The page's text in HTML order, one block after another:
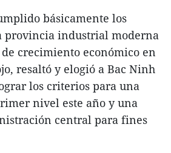
básicamente los
provincia industrial moderna
crecimiento económico en
resaltó y elogió a Bac Ninh
los criterios para una
nivel este año y una
central para fines